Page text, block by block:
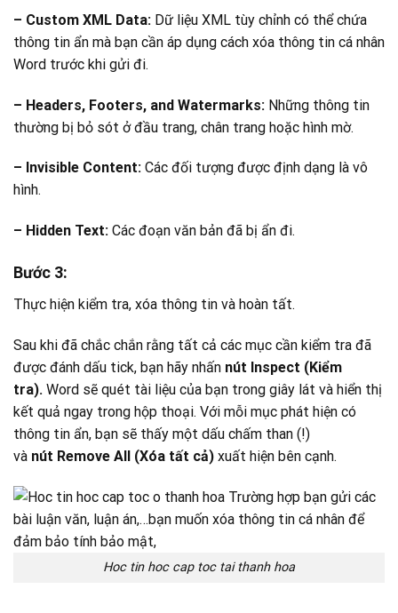
– Custom XML Data: Dữ liệu XML tùy chỉnh có thể chứa
thông tin ẩn mà bạn cần áp dụng cách xóa thông tin cá nhân
Word trước khi gửi đi.
– Headers, Footers, and Watermarks: Những thông tin
thường bị bỏ sót ở đầu trang, chân trang hoặc hình mờ.
– Invisible Content: Các đối tượng được định dạng là vô
hình.
– Hidden Text: Các đoạn văn bản đã bị ẩn đi.
Bước 3:
Thực hiện kiểm tra, xóa thông tin và hoàn tất.
Sau khi đã chắc chắn rằng tất cả các mục cần kiểm tra đã
được đánh dấu tick, bạn hãy nhấn nút Inspect (Kiểm
tra). Word sẽ quét tài liệu của bạn trong giây lát và hiển thị
kết quả ngay trong hộp thoại. Với mỗi mục phát hiện có
thông tin ẩn, bạn sẽ thấy một dấu chấm than (!)
và nút Remove All (Xóa tất cả) xuất hiện bên cạnh.
Hoc tin hoc cap toc tai thanh hoa